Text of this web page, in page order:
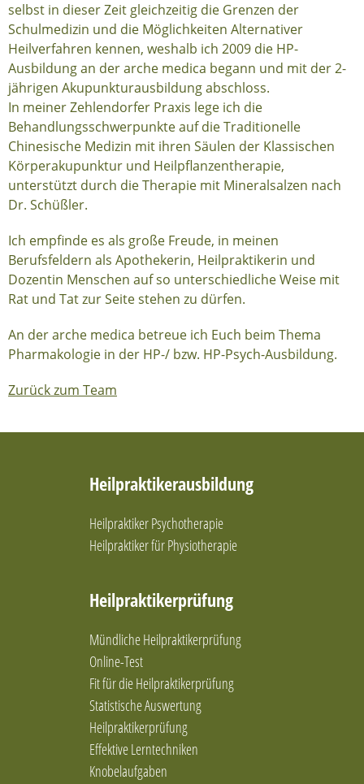
selbst in dieser Zeit gleichzeitig die Grenzen der
Schulmedizin und die Möglichkeiten Alternativer
Heilverfahren kennen, weshalb ich 2009 die HP-
Ausbildung an der arche medica begann und mit der 2-
jährigen Akupunkturausbildung abschloss.
In meiner Zehlendorfer Praxis lege ich die
Behandlungsschwerpunkte auf die Traditionelle
Chinesische Medizin mit ihren Säulen der Klassischen
Körperakupunktur und Heilpflanzentherapie,
unterstützt durch die Therapie mit Mineralsalzen nach
Dr. Schüßler.
Ich empfinde es als große Freude, in meinen
Berufsfeldern als Apothekerin, Heilpraktikerin und
Dozentin Menschen auf so unterschiedliche Weise mit
Rat und Tat zur Seite stehen zu dürfen.
An der arche medica betreue ich Euch beim Thema
Pharmakologie in der HP-/ bzw. HP-Psych-Ausbildung.
Zurück zum Team
Heilpraktikerausbildung
Heilpraktiker Psychotherapie
Heilpraktiker für Physiotherapie
Heilpraktikerprüfung
Mündliche Heilpraktikerprüfung
Online-Test
Fit für die Heilpraktikerprüfung
Statistische Auswertung
Heilpraktikerprüfung
Effektive Lerntechniken
Knobelaufgaben